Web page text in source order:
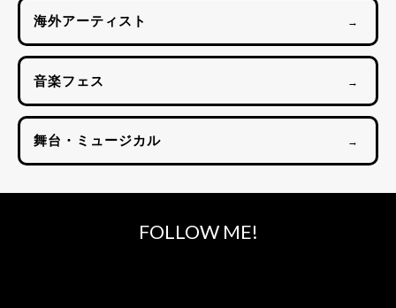
海外アーティスト →
音楽フェス →
舞台・ミュージカル →
FOLLOW ME!